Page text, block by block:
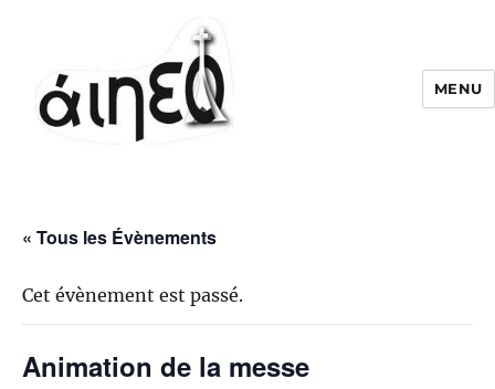
MENU
« Tous les Évènements
Cet évènement est passé.
Animation de la messe